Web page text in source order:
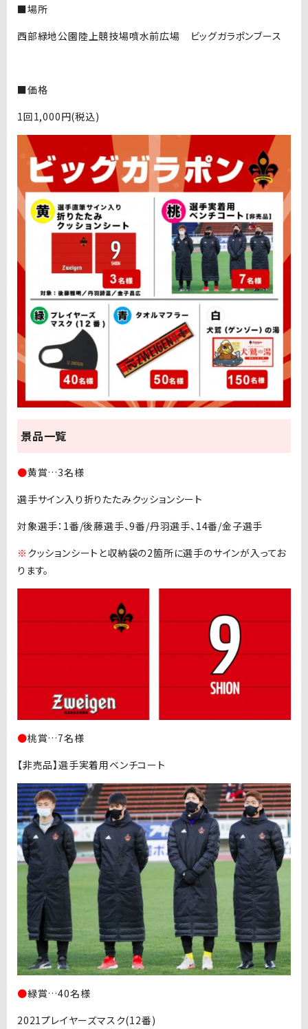
■場所
西部緑地公園陸上競技場噴水前広場 ビッグガラポンブース
■価格
1回1,000円(税込)
景品一覧
●黄賞…3名様
選手サイン入り折りたたみクッションシート
対象選手：1番/後藤選手、9番/丹羽選手、14番/金子選手
※ クッションシートと収納袋の2箇所に選手のサインが入ってお
ります。
●桃賞…7名様
【非売品】選手実着用ベンチコート
●緑賞…40名様
2021プレイヤーズマスク(12番)